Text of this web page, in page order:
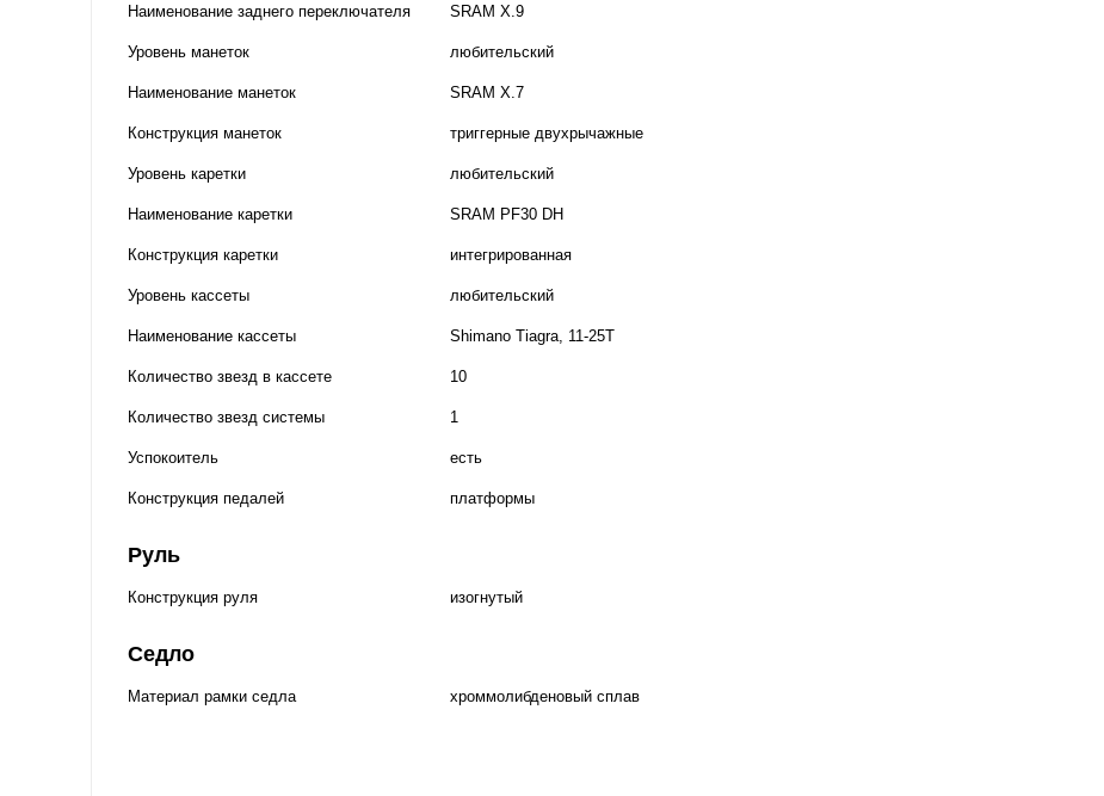
Наименование заднего переключателя SRAM X.9
Уровень манеток любительский
Наименование манеток SRAM X.7
Конструкция манеток триггерные двухрычажные
Уровень каретки любительский
Наименование каретки SRAM PF30 DH
Конструкция каретки интегрированная
Уровень кассеты любительский
Наименование кассеты Shimano Tiagra, 11-25T
Количество звезд в кассете 10
Количество звезд системы 1
Успокоитель есть
Конструкция педалей платформы
Руль
Конструкция руля изогнутый
Седло
Материал рамки седла хроммолибденовый сплав